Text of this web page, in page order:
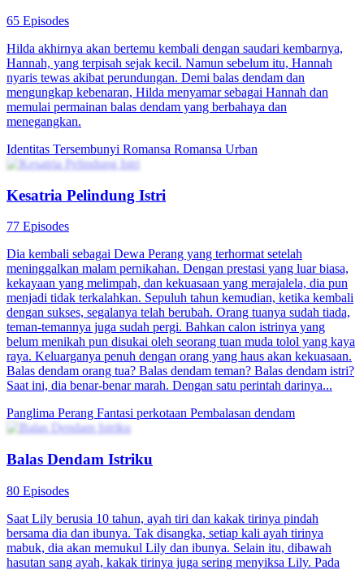
65 Episodes
Hilda akhirnya akan bertemu kembali dengan saudari kembarnya,
Hannah, yang terpisah sejak kecil. Namun sebelum itu, Hannah
nyaris tewas akibat perundungan. Demi balas dendam dan
mengungkap kebenaran, Hilda menyamar sebagai Hannah dan
memulai permainan balas dendam yang berbahaya dan
menegangkan.
Identitas Tersembunyi Romansa Romansa Urban
Kesatria Pelindung Istri
77 Episodes
Dia kembali sebagai Dewa Perang yang terhormat setelah
meninggalkan malam pernikahan. Dengan prestasi yang luar biasa,
kekayaan yang melimpah, dan kekuasaan yang merajalela, dia pun
menjadi tidak terkalahkan. Sepuluh tahun kemudian, ketika kembali
dengan sukses, segalanya telah berubah. Orang tuanya sudah tiada,
teman-temannya juga sudah pergi. Bahkan calon istrinya yang
belum menikah pun disukai oleh seorang tuan muda tolol yang kaya
raya. Keluarganya penuh dengan orang yang haus akan kekuasaan.
Balas dendam orang tua? Balas dendam teman? Balas dendam istri?
Saat ini, dia benar-benar marah. Dengan satu perintah darinya...
Panglima Perang Fantasi perkotaan Pembalasan dendam
Balas Dendam Istriku
80 Episodes
Saat Lily berusia 10 tahun, ayah tiri dan kakak tirinya pindah
bersama dia dan ibunya. Tak disangka, setiap kali ayah tirinya
mabuk, dia akan memukul Lily dan ibunya. Selain itu, dibawah
hasutan sang ayah, kakak tirinya juga sering menyiksa Lily. Pada